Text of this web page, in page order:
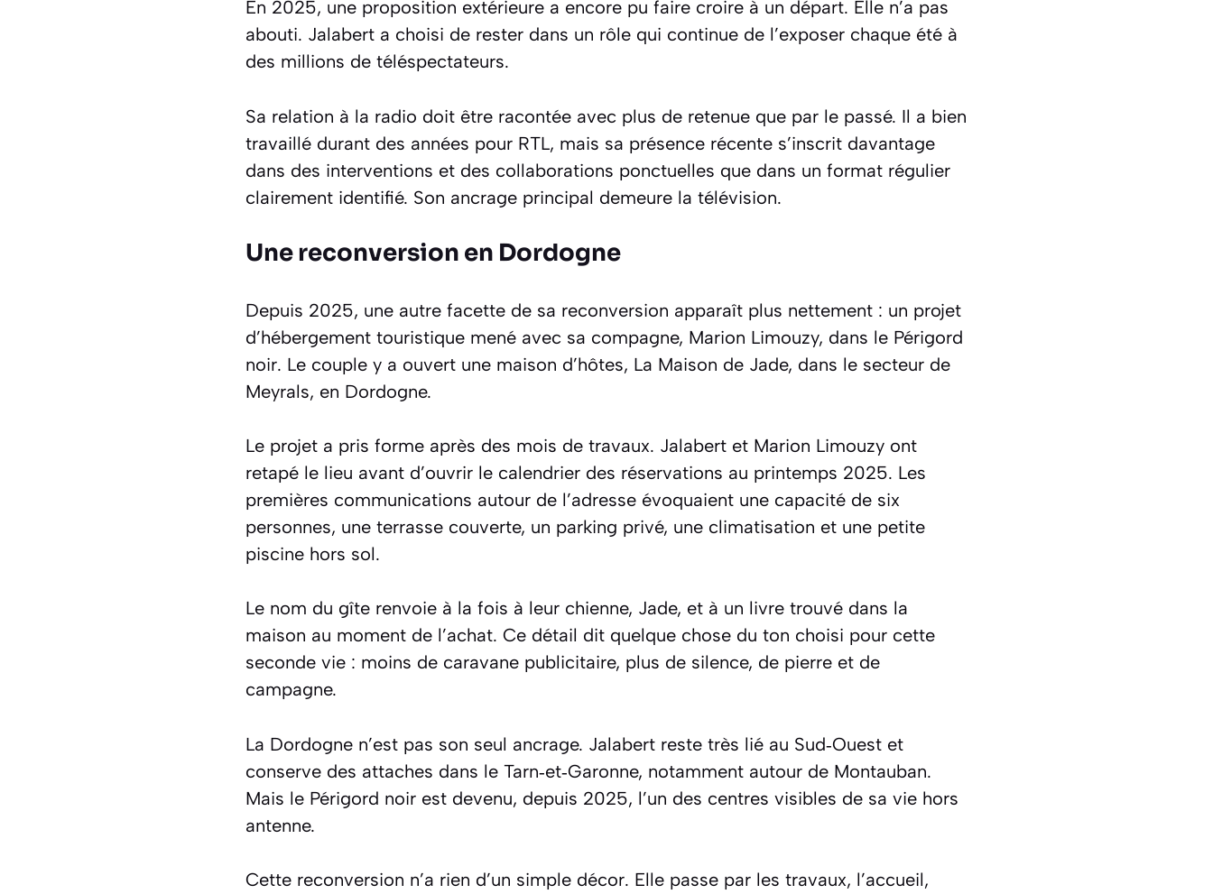
En 2025, une proposition extérieure a encore pu faire croire à un départ. Elle n’a pas
abouti. Jalabert a choisi de rester dans un rôle qui continue de l’exposer chaque été à
des millions de téléspectateurs.
Sa relation à la radio doit être racontée avec plus de retenue que par le passé. Il a bien
travaillé durant des années pour RTL, mais sa présence récente s’inscrit davantage
dans des interventions et des collaborations ponctuelles que dans un format régulier
clairement identifié. Son ancrage principal demeure la télévision.
Une reconversion en Dordogne
Depuis 2025, une autre facette de sa reconversion apparaît plus nettement : un projet
d’hébergement touristique mené avec sa compagne, Marion Limouzy, dans le Périgord
noir. Le couple y a ouvert une maison d’hôtes, La Maison de Jade, dans le secteur de
Meyrals, en Dordogne.
Le projet a pris forme après des mois de travaux. Jalabert et Marion Limouzy ont
retapé le lieu avant d’ouvrir le calendrier des réservations au printemps 2025. Les
premières communications autour de l’adresse évoquaient une capacité de six
personnes, une terrasse couverte, un parking privé, une climatisation et une petite
piscine hors sol.
Le nom du gîte renvoie à la fois à leur chienne, Jade, et à un livre trouvé dans la
maison au moment de l’achat. Ce détail dit quelque chose du ton choisi pour cette
seconde vie : moins de caravane publicitaire, plus de silence, de pierre et de
campagne.
La Dordogne n’est pas son seul ancrage. Jalabert reste très lié au Sud‑Ouest et
conserve des attaches dans le Tarn‑et‑Garonne, notamment autour de Montauban.
Mais le Périgord noir est devenu, depuis 2025, l’un des centres visibles de sa vie hors
antenne.
Cette reconversion n’a rien d’un simple décor. Elle passe par les travaux, l’accueil,